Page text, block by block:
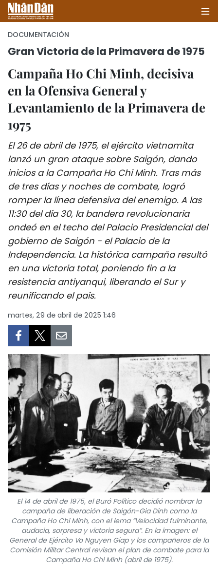
INICIO
POLÍTICA
ECONOMÍA
SALUD - MEDIO AMBIENTE
CULTURA - ENTRETENIMIENTO
INTERNACIONAL
DEPORTES
VIAJES
PUENTE DE AMISTAD
HISTORIAS MULTIMEDIA
¿QUIÉNES SOMOS?
TIẾNG VIỆT
ENGLISH
中文
FRANÇAIS
РУССКИЙ
DOCUMENTACIÓN
Gran Victoria de la Primavera de 1975
Campaña Ho Chi Minh, decisiva
en la Ofensiva General y
Levantamiento de la Primavera de
1975
El 26 de abril de 1975, el ejército vietnamita
lanzó un gran ataque sobre Saigón, dando
inicios a la Campaña Ho Chi Minh. Tras más
de tres días y noches de combate, logró
romper la línea defensiva del enemigo. A las
11:30 del día 30, la bandera revolucionaria
ondeó en el techo del Palacio Presidencial del
gobierno de Saigón - el Palacio de la
Independencia. La histórica campaña resultó
en una victoria total, poniendo fin a la
resistencia antiyanqui, liberando el Sur y
reunificando el país.
martes, 29 de abril de 2025 1:46
El 14 de abril de 1975, el Buró Político decidió nombrar la
campaña de liberación de Saigón-Gia Dinh como la
Campaña Ho Chi Minh, con el lema “Velocidad fulminante,
audacia, sorpresa y victoria segura”. En la imagen: el
General de Ejército Vo Nguyen Giap y los compañeros de la
Comisión Militar Central revisan el plan de combate para la
Campaña Ho Chi Minh (abril de 1975).